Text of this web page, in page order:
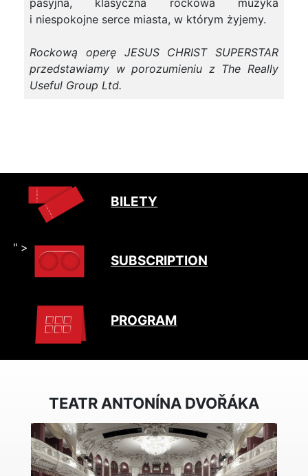
i niespokojne serce miasta, w którym żyjemy.
Rockową operę JESUS CHRIST SUPERSTAR
przedstawiamy w porozumieniu z The Really
Useful Group Ltd.
BILETY
" >
SUBSCRIPTION
PROGRAM
TEATR ANTONÍNA DVOŘÁKA